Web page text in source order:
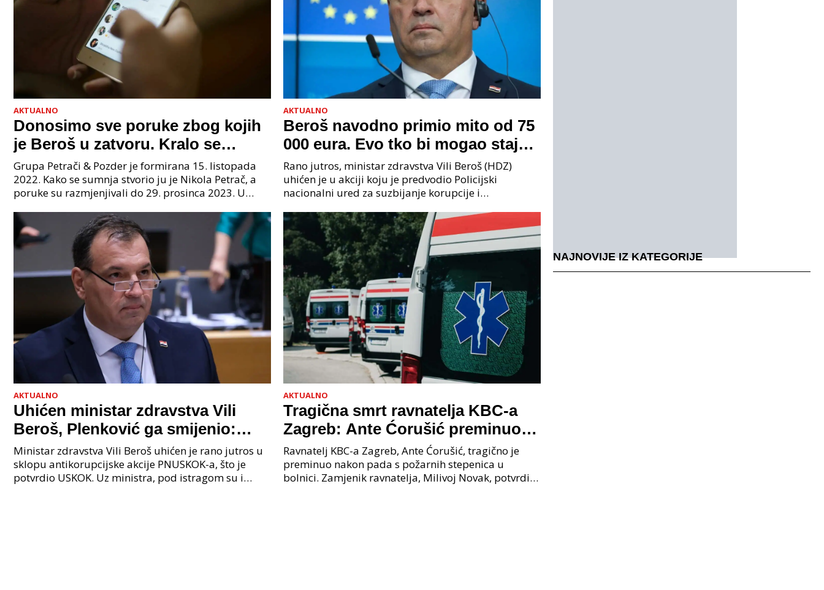
AKTUALNO
Donosimo sve poruke zbog kojih
je Beroš u zatvoru. Kralo se
godinama. Tko će iz vlade biti
sljedeći uhićen?
Grupa Petrači & Pozder je formirana 15. listopada
2022. Kako se sumnja stvorio ju je Nikola Petrač, a
poruke su razmjenjivali do 29. prosinca 2023. U
AKTUALNO
Beroš navodno primio mito od 75
000 eura. Evo tko bi mogao stajati
na čelu zločinačkog udruženja
Rano jutros, ministar zdravstva Vili Beroš (HDZ)
uhićen je u akciji koju je predvodio Policijski
nacionalni ured za suzbijanje korupcije i
priopćenju USKOK
AKTUALNO
Uhićen ministar zdravstva Vili
Beroš, Plenković ga smijenio:
Istraga USKOK-a zbog korupcije
Ministar zdravstva Vili Beroš uhićen je rano jutros u
sklopu antikorupcijske akcije PNUSKOK-a, što je
potvrdio USKOK. Uz ministra, pod istragom su i
AKTUALNO
Tragična smrt ravnatelja KBC-a
Zagreb: Ante Ćorušić preminuo
nakon pada u bolnici, policija na
mjestu događaja
Ravnatelj KBC-a Zagreb, Ante Ćorušić, tragično je
preminuo nakon pada s požarnih stepenica u
bolnici. Zamjenik ravnatelja, Milivoj Novak, potvrdio
NAJNOVIJE IZ KATEGORIJE